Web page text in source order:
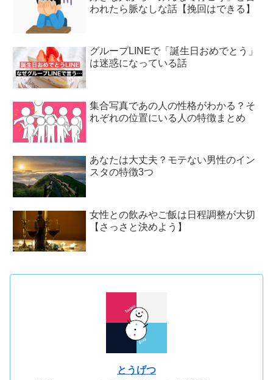
われたら脈なしな話【挽回はできる】
グループLINEで「誕生日おめでとう」
は迷惑になっている話
集合写真であの人の性格がわかる？そ
れぞれの位置にいる人の特徴まとめ
あなたは大丈夫？モテない男性のイン
スタの特徴3つ
女性との飲みやご飯は日程調整が大切
【さっさと決めよう】
とうげつ